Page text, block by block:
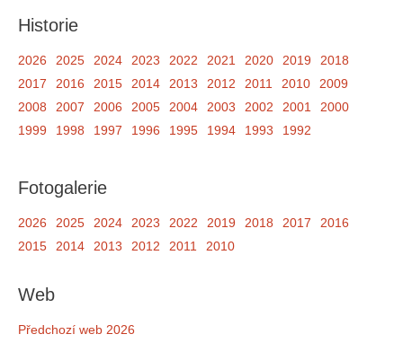
Historie
2026 2025 2024 2023 2022 2021 2020 2019
2018
2017
2016 2015 2014 2013 2012 2011 2010
2009
2008
2007 2006 2005 2004 2003 2002 2001
2000
1999
1998 1997 1996 1995 1994 1993 1992
Fotogalerie
2026 2025 2024 2023 2022 2019 2018 2017
2016
2015
2014 2013 2012 2011 2010
Web
Předchozí web 2026